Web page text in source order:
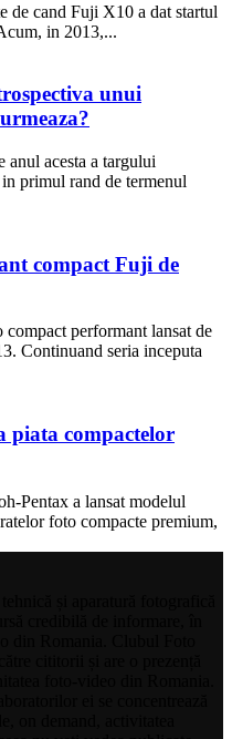
de cand Fuji X10 a dat startul
in 2013,...
unui
anul acesta a targului
primul rand de termenul
compact Fuji de
performant lansat de
Continuand seria inceputa
piata compactelor
Pentax a lansat modelul
foto compacte premium,